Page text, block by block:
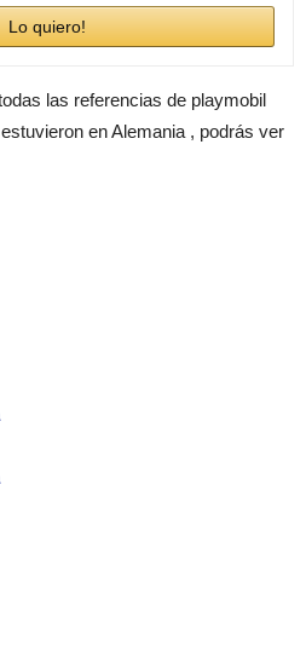
Lo quiero!
las referencias de playmobil
en Alemania , podrás ver